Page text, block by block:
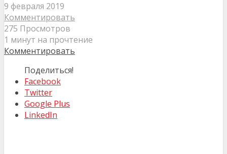
9 февраля 2019
Комментировать
275 Просмотров
1 минут на прочтение
Комментировать
Поделиться!
Facebook
Twitter
Google Plus
LinkedIn